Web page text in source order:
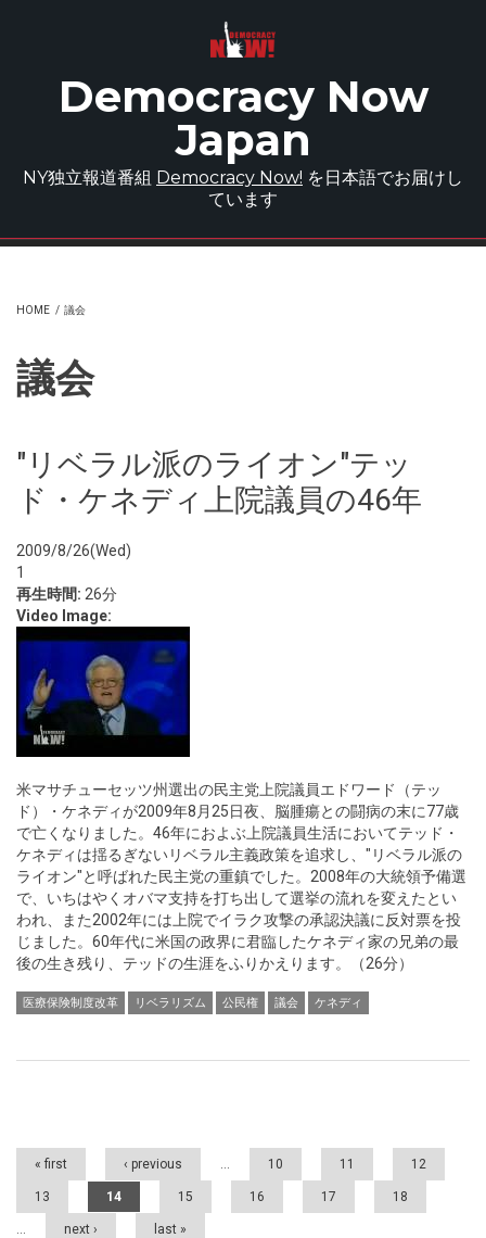
Democracy Now
Japan
NY独立報道番組 Democracy Now! を日本語でお届けし
ています
HOME / 議会
議会
"リベラル派のライオン"テッ
ド・ケネディ上院議員の46年
2009/8/26(Wed)
1
再生時間: 26分
Video Image:
米マサチューセッツ州選出の民主党上院議員エドワード（テッ
ド）・ケネディが2009年8月25日夜、脳腫瘍との闘病の末に77歳
で亡くなりました。46年におよぶ上院議員生活においてテッド・
ケネディは揺るぎないリベラル主義政策を追求し、"リベラル派の
ライオン"と呼ばれた民主党の重鎮でした。2008年の大統領予備選
で、いちはやくオバマ支持を打ち出して選挙の流れを変えたとい
われ、また2002年には上院でイラク攻撃の承認決議に反対票を投
じました。60年代に米国の政界に君臨したケネディ家の兄弟の最
後の生き残り、テッドの生涯をふりかえります。（26分）
医療保険制度改革 リベラリズム 公民権 議会 ケネディ
Pages
« first ‹ previous … 10 11 12
13 14 15 16 17 18
… next › last »